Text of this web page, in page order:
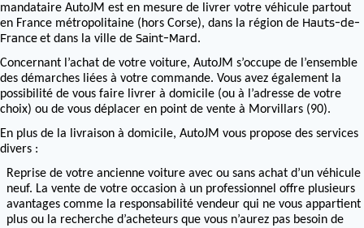
mandataire AutoJM est en mesure de livrer votre véhicule partout
en France métropolitaine (hors Corse), dans la région de Hauts-de-
Franceet dans la ville de Saint-Mard.
Concernant l’achat de votre voiture, AutoJM s’occupe de l’ensemble
des démarches liées à votre commande. Vous avez également la
possibilité de vous faire livrer à domicile (ou à l’adresse de votre
choix) ou de vous déplacer en point de vente à Morvillars (90).
En plus de la livraison à domicile, AutoJM vous propose des services
divers :
Reprise de votre ancienne voiture avec ou sans achat d’un véhicule
neuf. La vente de votre occasion à un professionnel offre plusieurs
avantages comme la responsabilité vendeur qui ne vous appartient
plus ou la recherche d’acheteurs que vous n’aurez pas besoin de